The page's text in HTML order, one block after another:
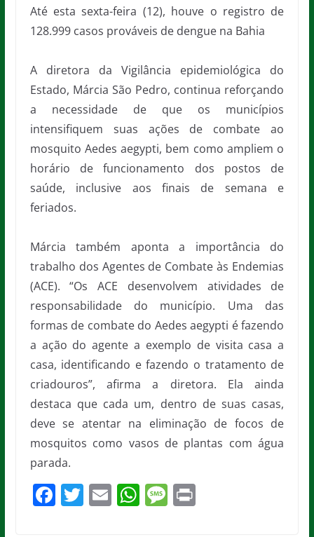
Até esta sexta-feira (12), houve o registro de
128.999 casos prováveis de dengue na Bahia
A diretora da Vigilância epidemiológica do
Estado, Márcia São Pedro, continua reforçando
a necessidade de que os municípios
intensifiquem suas ações de combate ao
mosquito Aedes aegypti, bem como ampliem o
horário de funcionamento dos postos de
saúde, inclusive aos finais de semana e
feriados.
Márcia também aponta a importância do
trabalho dos Agentes de Combate às Endemias
(ACE). “Os ACE desenvolvem atividades de
responsabilidade do município. Uma das
formas de combate do Aedes aegypti é fazendo
a ação do agente a exemplo de visita casa a
casa, identificando e fazendo o tratamento de
criadouros”, afirma a diretora. Ela ainda
destaca que cada um, dentro de suas casas,
deve se atentar na eliminação de focos de
mosquitos como vasos de plantas com água
parada.
F T E W M Pr